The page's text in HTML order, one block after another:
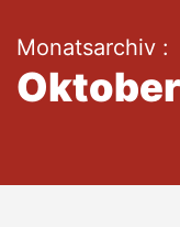
Monatsarchiv :